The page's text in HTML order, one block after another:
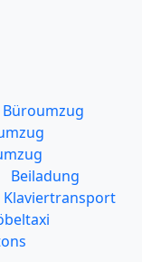
Büroumzug
Beiladung
Klaviertransport